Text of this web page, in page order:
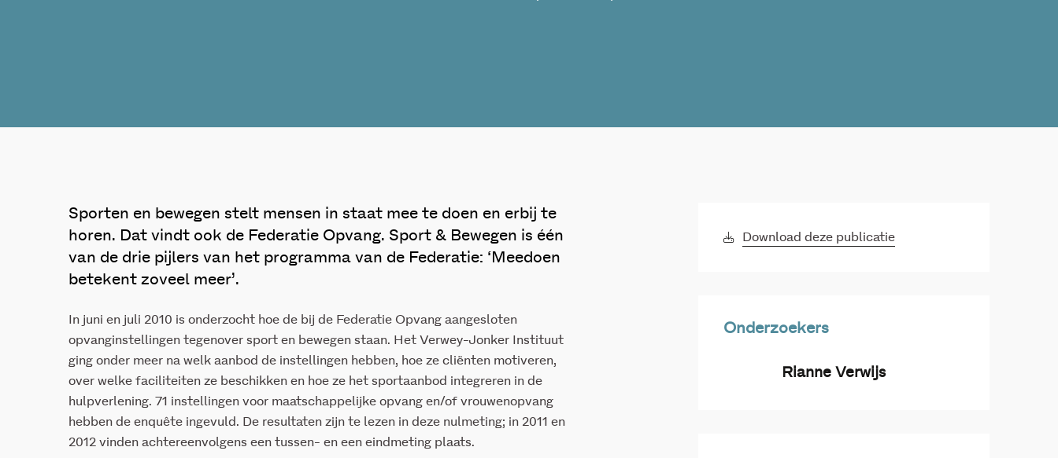
Sporten en bewegen stelt mensen in staat mee te doen en erbij te
horen. Dat vindt ook de Federatie Opvang. Sport & Bewegen is één
van de drie pijlers van het programma van de Federatie: ‘Meedoen
betekent zoveel meer’.
In juni en juli 2010 is onderzocht hoe de bij de Federatie Opvang aangesloten
opvanginstellingen tegenover sport en bewegen staan. Het Verwey-Jonker Instituut
ging onder meer na welk aanbod de instellingen hebben, hoe ze cliënten motiveren,
over welke faciliteiten ze beschikken en hoe ze het sportaanbod integreren in de
hulpverlening. 71 instellingen voor maatschappelijke opvang en/of vrouwenopvang
hebben de enquête ingevuld. De resultaten zijn te lezen in deze nulmeting; in 2011 en
2012 vinden achtereenvolgens een tussen- en een eindmeting plaats.
Download deze publicatie
Onderzoekers
Rianne Verwijs